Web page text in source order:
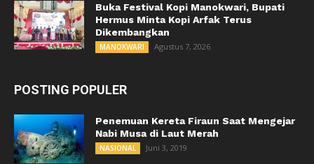
Buka Festival Kopi Manokwari, Bupati
Hermus Minta Kopi Arfak Terus
Dikembangkan
MANOKWARI Agustus 7, 2026
POSTING POPULER
Penemuan Kereta Firaun Saat Mengejar
Nabi Musa di Laut Merah
NASIONAL Juni 3, 2019